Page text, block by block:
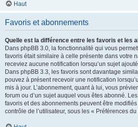
Haut
Favoris et abonnements
Quelle est la différence entre les favoris et les
Dans phpBB 3.0, la fonctionnalité qui vous
favoris était similaire à celle présente dans votre
receviez aucune notification lorsqu’un sujet
Dans phpBB 3.3, les favoris sont davantage
pouvez à présent recevoir une notification
mis à jour. L’abonnement, quant à lui, vous
forum ou d’un sujet auquel vous êtes abonné.
favoris et des abonnements peuvent être
contrôle de l’utilisateur, sous les « Préférences du